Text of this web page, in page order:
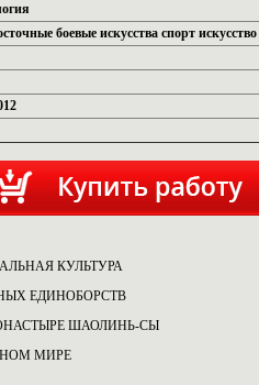
боевые искусства спорт
КУЛЬТУРА
ЕДИНОБОРСТВ
ШАОЛИНЬ-СЫ
МИРЕ